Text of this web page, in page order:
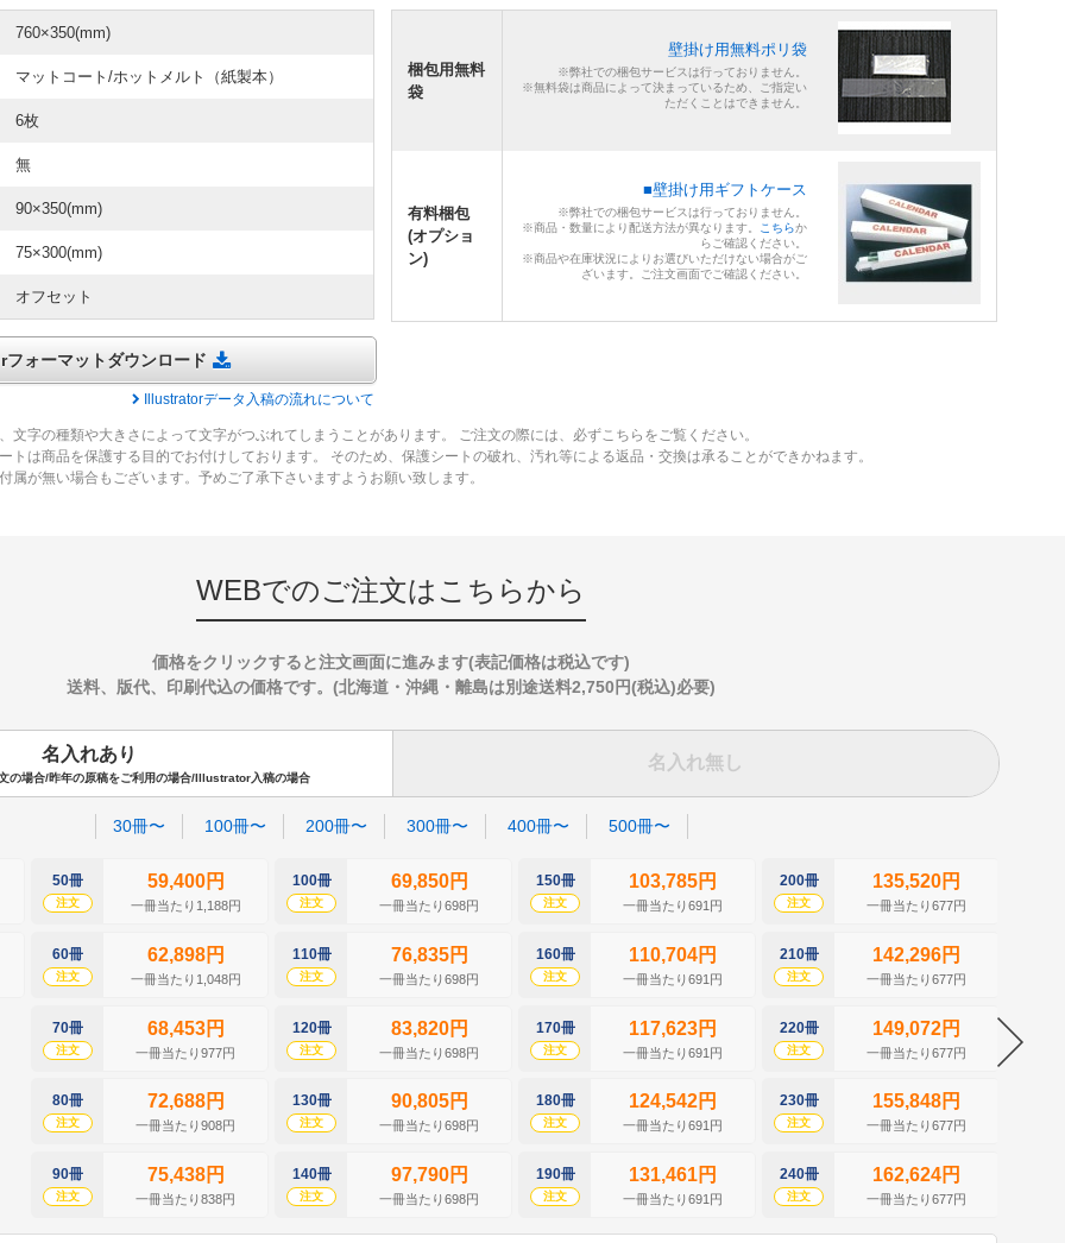
760×350(mm)
マットコート/ホットメルト（紙製本）
6枚
無
90×350(mm)
75×300(mm)
オフセット
ォーマットダウンロード
Illustratorデータ入稿の流れについて
梱包用無料
袋
壁掛け用無料ポリ袋
※弊社での梱包サービスは行っておりません。
※無料袋は商品によって決まっているため、ご指定い
ただくことはできません。
有料梱包
(オプショ
ン)
■壁掛け用ギフトケース
※弊社での梱包サービスは行っておりません。
※商品・数量により配送方法が異なります。
こちらか
らご確認ください。
※商品や在庫状況によりお選びいただけない場合がご
ざいます。ご注文画面でご確認ください。
字の種類や大きさによって文字がつぶれてしまうことがあります。 ご注文の際には、必ずこちらをご覧ください。
は商品を保護する目的でお付けしております。 そのため、保護シートの破れ、汚れ等による返品・交換は承ることができかねます。
属が無い場合もございます。予めご了承下さいますようお願い致します。
WEBでのご注文はこちらから
価格をクリックすると注文画面に進みます(表記価格は税込です)
送料、版代、印刷代込の価格です。(北海道・沖縄・離島は別途送料2,750円(税込)必要)
名入れあり
の場合/昨年の原稿をご利用の場合/Illustrator入稿の場合
名入れ無し
30冊〜 100冊〜 200冊〜 300冊〜 400冊〜 500冊〜
50冊
注文
59,400円
一冊当たり1,188円
60冊
注文
62,898円
一冊当たり1,048円
70冊
注文
68,453円
一冊当たり977円
80冊
注文
72,688円
一冊当たり908円
90冊
注文
75,438円
一冊当たり838円
100冊
注文
69,850円
一冊当たり698円
110冊
注文
76,835円
一冊当たり698円
120冊
注文
83,820円
一冊当たり698円
130冊
注文
90,805円
一冊当たり698円
140冊
注文
97,790円
一冊当たり698円
150冊
注文
103,785円
一冊当たり691円
160冊
注文
110,704円
一冊当たり691円
170冊
注文
117,623円
一冊当たり691円
180冊
注文
124,542円
一冊当たり691円
190冊
注文
131,461円
一冊当たり691円
200冊
注文
135,520円
一冊当たり677円
210冊
注文
142,296円
一冊当たり677円
220冊
注文
149,072円
一冊当たり677円
230冊
注文
155,848円
一冊当たり677円
240冊
注文
162,624円
一冊当たり677円